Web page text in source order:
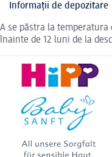
Informații de depozitare
A se păstra la
înainte de 12 luni de la